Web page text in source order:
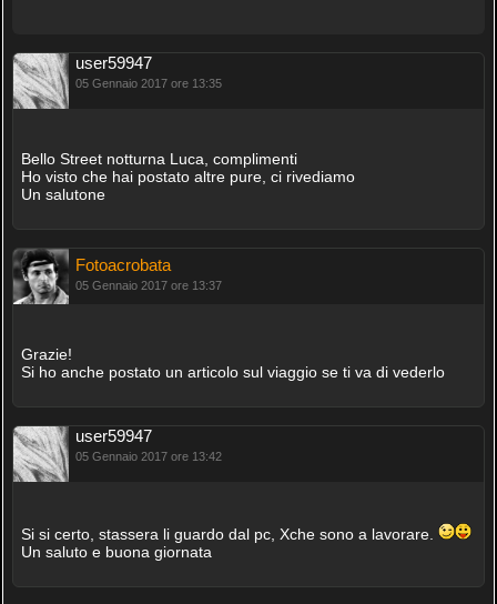
user59947
05 Gennaio 2017 ore 13:35
Bello Street notturna Luca, complimenti
Ho visto che hai postato altre pure, ci rivediamo
Un salutone
Fotoacrobata
05 Gennaio 2017 ore 13:37
Grazie!
Si ho anche postato un articolo sul viaggio se ti va di vederlo
user59947
05 Gennaio 2017 ore 13:42
Si si certo, stassera li guardo dal pc, Xche sono a lavorare.
Un saluto e buona giornata